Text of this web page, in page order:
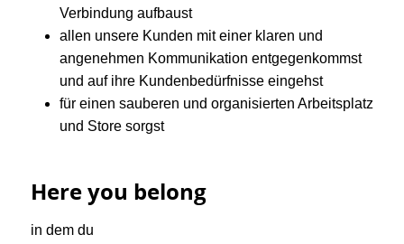
Verbindung aufbaust
allen unsere Kunden mit einer klaren und
angenehmen Kommunikation entgegenkommst
und auf ihre Kundenbedürfnisse eingehst
für einen sauberen und organisierten Arbeitsplatz
und Store sorgst
Here you belong
in dem du